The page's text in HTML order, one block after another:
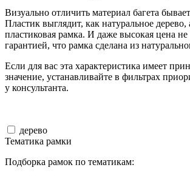
Визуально отличить материал багета
Пластик выглядит, как натуральное дерево,
пластиковая рамка. И даже высокая цена
гарантией, что рамка сделана из
Если для вас эта характеристика имеет
значение, устанавливайте в фильтрах
у консультанта.
дерево
Тематика рамки
Подборка рамок по тематикам: